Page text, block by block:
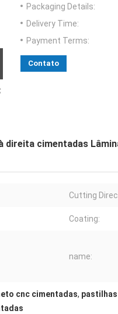
Packaging Details:
Delivery Time:
Payment Terms:
Contato
direita cimentadas
Cutting
Coating:
name:
cnc cimentadas,